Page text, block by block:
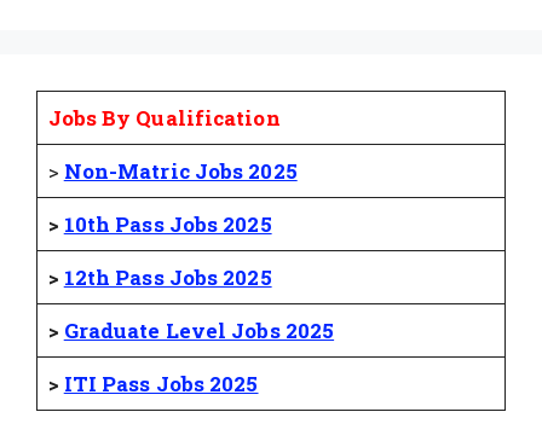
Jobs By Qualification
> Non-Matric Jobs 2025
> 10th Pass Jobs 2025
> 12th Pass Jobs 2025
> Graduate Level Jobs 2025
> ITI Pass Jobs 2025